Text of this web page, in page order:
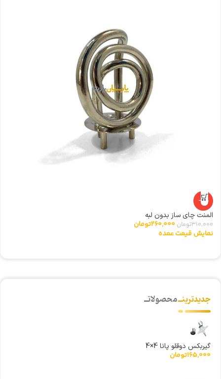
-16%
المنت چای ساز بدون لبه
310,000تومان 260,000تومان
نمایش قیمت عمده
جدیدترینــمحصولاتــ
گیربکس دوقلو پانا 4×4
165,000تومان